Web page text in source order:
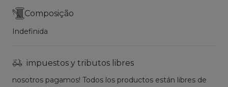
Composição
Indefinida
impuestos y tributos libres
nosotros pagamos! Todos los productos están libres de